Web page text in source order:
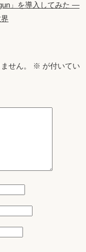
」を導入してみた —
せん。 ※ が付いてい